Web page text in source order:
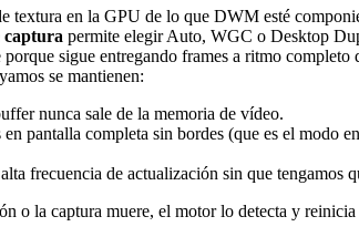
textura en la GPU de lo que DWM esté
captura permite elegir Auto, WGC o Desktop
sigue entregando frames a ritmo
se mantienen:
nunca sale de la memoria de vídeo.
pantalla completa sin bordes (que es el
frecuencia de actualización sin que tengamos
o la captura muere, el motor lo detecta y